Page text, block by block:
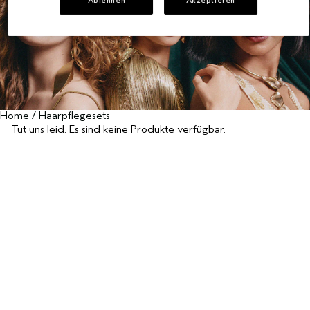
ALLE KOLLEKTIONEN
Home / Haarpflegesets
Tut uns leid. Es sind keine Produkte verfügbar.